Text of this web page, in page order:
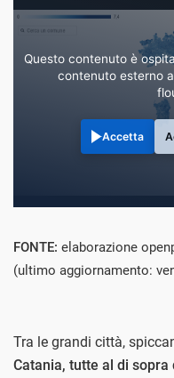
Questo contenuto è
contenuto esterno
Accetta
FONTE: elaborazione
(ultimo aggiornamento:
Tra le grandi città,
Catania, tutte al di sopra